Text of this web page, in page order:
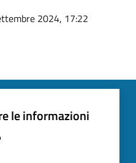
2024, 17:22
le informazioni